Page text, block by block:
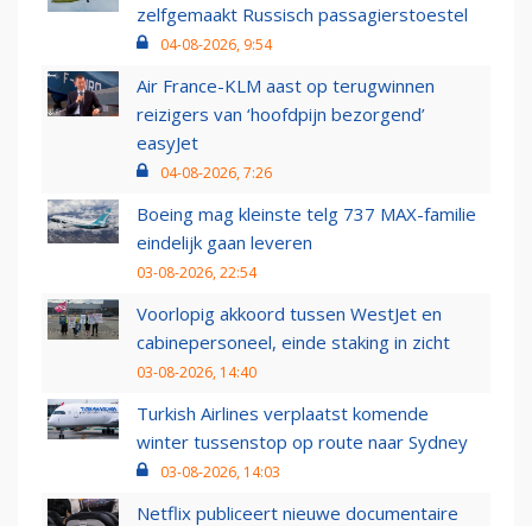
zelfgemaakt Russisch passagierstoestel
04-08-2026, 9:54
Air France-KLM aast op terugwinnen
reizigers van ‘hoofdpijn bezorgend’
easyJet
04-08-2026, 7:26
Boeing mag kleinste telg 737 MAX-familie
eindelijk gaan leveren
03-08-2026, 22:54
Voorlopig akkoord tussen WestJet en
cabinepersoneel, einde staking in zicht
03-08-2026, 14:40
Turkish Airlines verplaatst komende
winter tussenstop op route naar Sydney
03-08-2026, 14:03
Netflix publiceert nieuwe documentaire